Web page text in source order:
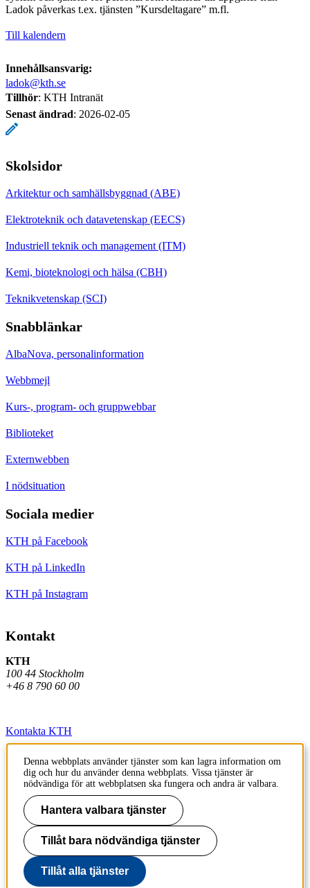
Ladok påverkas t.ex. tjänsten ”Kursdeltagare” m.fl.
Till kalendern
Innehållsansvarig:
ladok@kth.se
Tillhör: KTH Intranät
Senast ändrad: 2026-02-05
Skolsidor
Arkitektur och samhällsbyggnad (ABE)
Elektroteknik och datavetenskap (EECS)
Industriell teknik och management (ITM)
Kemi, bioteknologi och hälsa (CBH)
Teknikvetenskap (SCI)
Snabblänkar
AlbaNova, personalinformation
Webbmejl
Kurs-, program- och gruppwebbar
Biblioteket
Externwebben
I nödsituation
Sociala medier
KTH på Facebook
KTH på LinkedIn
KTH på Instagram
Kontakt
KTH
100 44 Stockholm
+46 8 790 60 00
Kontakta KTH
Jobba på KTH
Press och media
Faktura och betalning KTH
Om KTH:s webbplatser
Tillgänglighetsredogörelse
Denna webbplats använder tjänster som kan lagra information om
dig och hur du använder denna webbplats. Vissa tjänster är
nödvändiga för att webbplatsen ska fungera och andra är valbara.
Hantera valbara tjänster
Tillåt bara nödvändiga tjänster
Tillåt alla tjänster